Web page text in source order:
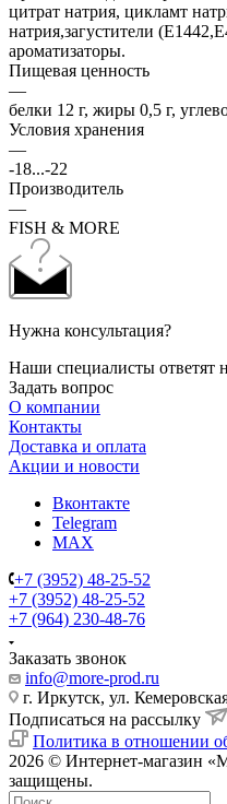
цитрат натрия, цикламт
натрия,загустители
ароматизаторы.
Пищевая ценность
—
белки 12 г, жиры 0,5 г,
Условия хранения
—
-18...-22
Производитель
—
FISH & MORE
Нужна консультация?
Наши специалисты ответят
Задать вопрос
О компании
Контакты
Доставка и оплата
Акции и новости
Вконтакте
Telegram
MAX
+7 (3952) 48-25-52
+7 (3952) 48-25-52
+7 (964) 230-48-76
Заказать звонок
info@more-prod.ru
г. Иркутск, ул.
Подписаться на рассылку
Политика в отношении
2026 © Интернет-магазин
защищены.